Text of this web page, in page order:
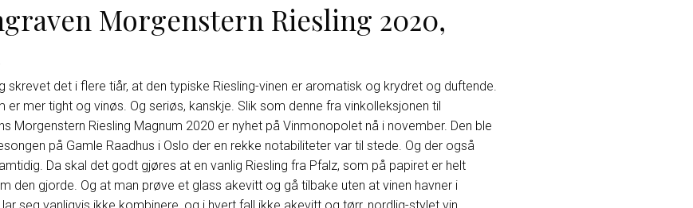
Morgenstern Riesling 2020,
skrevet det i flere tiår, at den typiske Riesling-vinen er aromatisk og krydret og duftende.
er mer tight og vinøs. Og seriøs, kanskje. Slik som denne fra vinkolleksjonen til
Morgenstern Riesling Magnum 2020 er nyhet på Vinmonopolet nå i november. Den ble
på Gamle Raadhus i Oslo der en rekke notabiliteter var til stede. Og der også
Da skal det godt gjøres at en vanlig Riesling fra Pfalz, som på papiret er helt
den gjorde. Og at man prøve et glass akevitt og gå tilbake uten at vinen havner i